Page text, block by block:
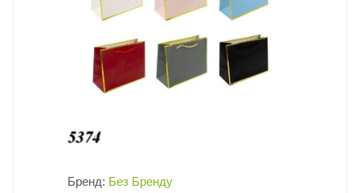
Бренд: Без Бренду